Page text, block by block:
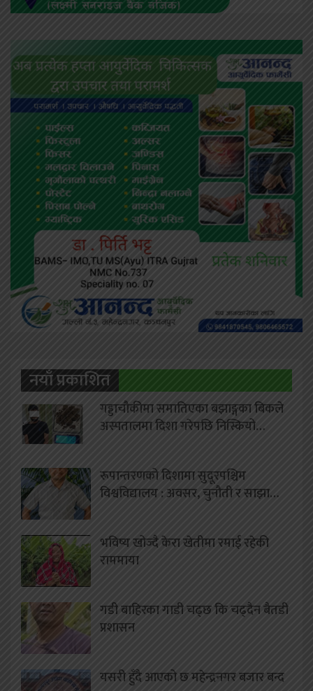
नयाँ प्रकाशित
गड्डाचौकीमा समातिएका बझाङ्गका बिकले
अस्पतालमा दिशा गरेपछि निस्कियो…
रूपान्तरणको दिशामा सुदूरपश्चिम
विश्वविद्यालय : अवसर, चुनौती र साझा…
भविष्य खोज्दै केरा खेतीमा रमाई रहेकी
राममाया
गडी बाहिरका गाडी चढ्छ कि चढ्दैन बैतडी
प्रशासन
यसरी हुँदै आएको छ महेन्द्रनगर बजार बन्द